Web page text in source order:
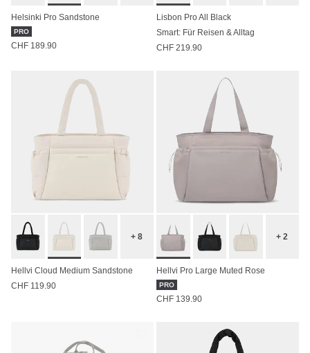
Helsinki Pro Sandstone
PRO
CHF 189.90
Lisbon Pro All Black
Smart: Für Reisen & Alltag
CHF 219.90
+ 8
Hellvi Cloud Medium Sandstone
CHF 119.90
+ 2
Hellvi Pro Large Muted Rose
PRO
CHF 139.90